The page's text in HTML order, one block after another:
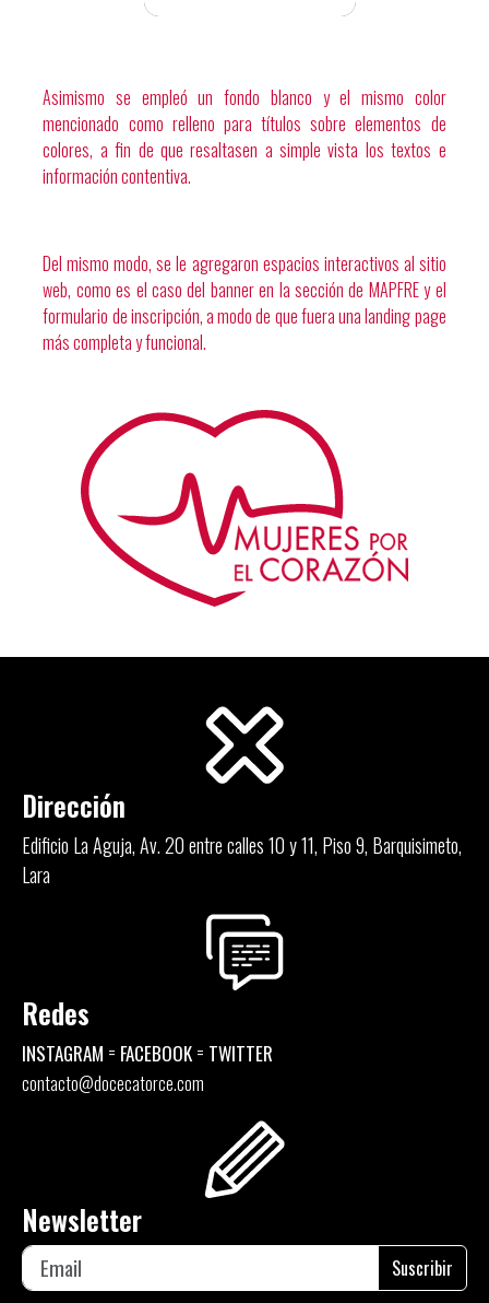
Asimismo se empleó un fondo blanco y el mismo color
mencionado como relleno para títulos sobre elementos de
colores, a fin de que resaltasen a simple vista los textos e
información contentiva.
Del mismo modo, se le agregaron espacios interactivos al sitio
web, como es el caso del banner en la sección de MAPFRE y el
formulario de inscripción, a modo de que fuera una landing page
más completa y funcional.
Dirección
Edificio La Aguja, Av. 20 entre calles 10 y 11, Piso 9, Barquisimeto,
Lara
Redes
INSTAGRAM = FACEBOOK = TWITTER
contacto@docecatorce.com
Newsletter
Suscribir